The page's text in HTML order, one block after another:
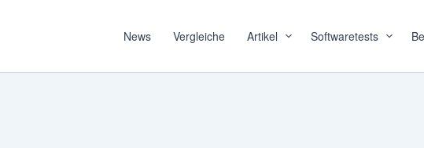
News Vergleiche Artikel Softwaretests